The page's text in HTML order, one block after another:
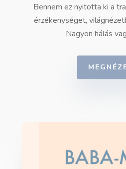
Bennem ez nyitotta ki a
érzékenységet,
Nagyon hálás